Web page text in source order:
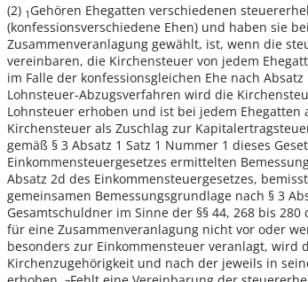
(2) 1 Gehören Ehegatten verschiedenen
(konfessionsverschiedene Ehen) und haben sie
Zusammenveranlagung gewählt, ist, wenn die
vereinbaren, die Kirchensteuer von jedem
im Falle der konfessionsgleichen Ehe nach
Lohnsteuer-Abzugsverfahren wird die
Lohnsteuer erhoben und ist bei jedem
Kirchensteuer als Zuschlag zur
gemäß § 3 Absatz 1 Satz 1 Nummer 1 dieses
Einkommensteuergesetzes ermittelten
Absatz 2d des Einkommensteuergesetzes,
gemeinsamen Bemessungsgrundlage nach § 3
Gesamtschuldner im Sinne der §§ 44, 268 bis
für eine Zusammenveranlagung nicht vor oder
besonders zur Einkommensteuer veranlagt, wird
Kirchenzugehörigkeit und nach der jeweils in